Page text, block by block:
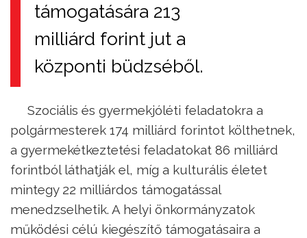
támogatására 213
milliárd forint jut a
központi büdzséből.
Szociális és gyermekjóléti feladatokra a
polgármesterek 174 milliárd forintot költhetnek,
a gyermekétkeztetési feladatokat 86 milliárd
forintból láthatják el, míg a kulturális életet
mintegy 22 milliárdos támogatással
menedzselhetik. A helyi önkormányzatok
működési célú kiegészítő támogatásaira a